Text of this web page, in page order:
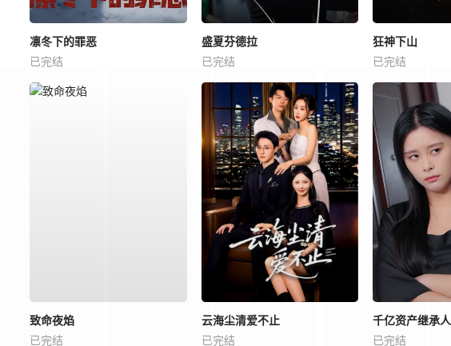
凛冬下的罪恶
已完结
盛夏芬德拉
已完结
狂神下山
已完结
致命夜焰
已完结
云海尘清爱不止
已完结
千亿资产继承人
已完结